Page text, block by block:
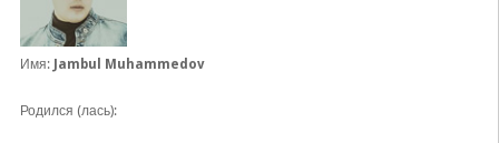
Имя: Jambul Muhammedov
Родился (лась):